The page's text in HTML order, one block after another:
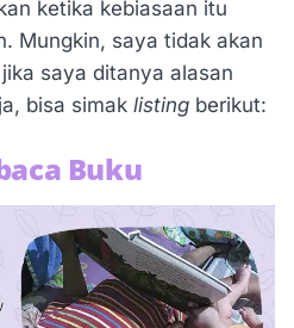
ketika kebiasaan itu
Mungkin, saya tidak akan
saya ditanya alasan
bisa simak listing berikut:
Buku